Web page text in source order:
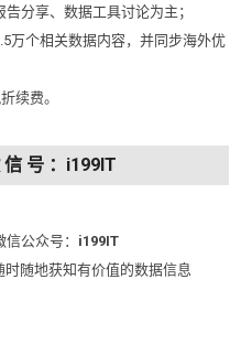
分享、数据工具讨论为主；
万个相关数据内容，并同步海外优
续费。
号 ：i199IT
公众号： i199IT
随地获知有价值的数据信息